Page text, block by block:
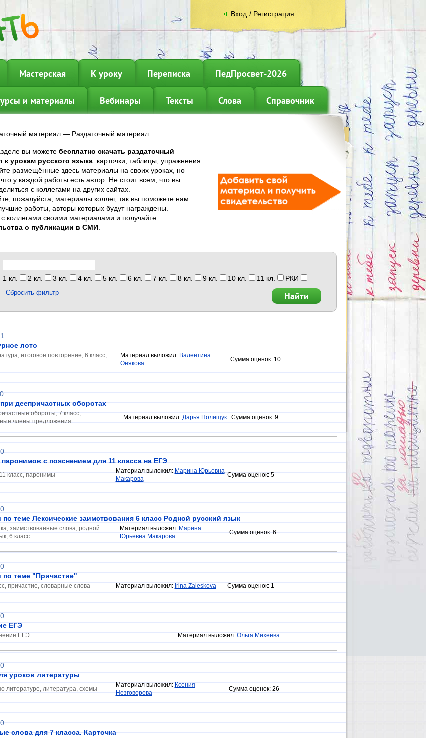
Вход / Регистрация
Мастерская К уроку Переписка ПедПросвет-2026
и материалы Вебинары Тексты Слова Справочник
материал—Раздаточный материал
вы можетебесплатно скачать раздаточный
к урокам русского языка: карточки, таблицы, упражнения.
размещённые здесь материалы на своих уроках, но
у каждой работы есть автор. Не стоит всем, что вы
с коллегами на других сайтах.
пожалуйста, материалы коллег, так вы поможете нам
работы, авторы которых будут награждены.
с коллегами своими материалами и получайте
о публикации в СМИ.
1 кл. 2 кл. 3 кл. 4 кл. 5 кл. 6 кл. 7 кл. 8 кл. 9 кл. 10 кл. 11 кл. РКИ
лото
итоговое повторение, 6 класс,
Материал выложил: Валентина
Онякова
Сумма оценок: 10
деепричастных оборотах
обороты, 7 класс,
члены предложения
Материал выложил: Дарья Полищук Сумма оценок: 9
с пояснением для 11 класса на ЕГЭ
класс, паронимы
Материал выложил:Марина Юрьевна
Макарова
Сумма оценок:5
по теме Лексические заимствования 6 класс Родной русский язык
заимствованные слова, родной
6 класс
Материал выложил: Марина
Юрьевна Макарова
Сумма оценок:6
по теме "Причастие"
причастие, словарные слова Материал выложил: Irina Zaleskova Сумма оценок: 1
ЕГЭ
ЕГЭ Материал выложил: Ольга Михеева
уроков литературы
литературе, литература, схемы
Материал выложил:Ксения
Незговорова
Сумма оценок: 26
слова для 7 класса. Карточка